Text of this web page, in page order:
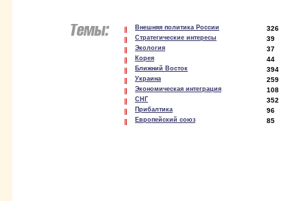
Внешняя политика России 326
Стратегические интересы 39
Экология 37
Корея 44
Ближний Восток 394
Украина 259
Экономическая интеграция 108
СНГ 352
Прибалтика 96
Европейский союз 85